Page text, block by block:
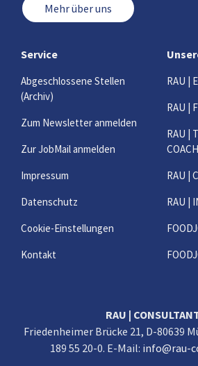
Mehr über uns
Service
Abgeschlossene Stellen
(Archiv)
Zum Newsletter anmelden
Zur JobMail anmelden
Impressum
Datenschutz
Cookie-Einstellungen
Kontakt
RAU |
RAU |
RAU |
RAU |
RAU |
RAU |
Friedenheimer Brücke 21, D-80639
189 55 20-0. E-Mail: info@rau-